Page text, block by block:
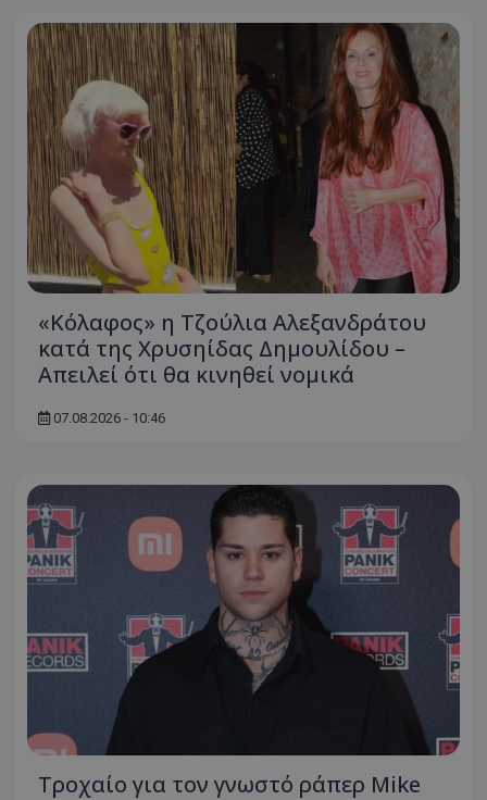
«Κόλαφος» η Τζούλια Αλεξανδράτου
κατά της Χρυσηίδας Δημουλίδου –
Απειλεί ότι θα κινηθεί νομικά
07.08.2026 - 10:46
Τροχαίο για τον γνωστό ράπερ Mike